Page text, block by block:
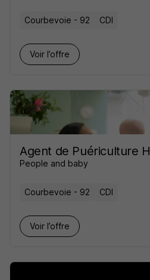
Courbevoie - 92 CDI
Voir l’offre
Agent de Puériculture
People and baby
Courbevoie - 92 CDI
Voir l’offre